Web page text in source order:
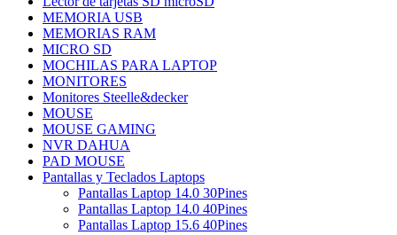
MEMORIA USB
MEMORIAS RAM
MICRO SD
MOCHILAS PARA LAPTOP
MONITORES
Monitores Steelle&decker
MOUSE
MOUSE GAMING
NVR DAHUA
PAD MOUSE
Pantallas y Teclados Laptops
Pantallas Laptop 14.0 30Pines
Pantallas Laptop 14.0 40Pines
Pantallas Laptop 15.6 40Pines